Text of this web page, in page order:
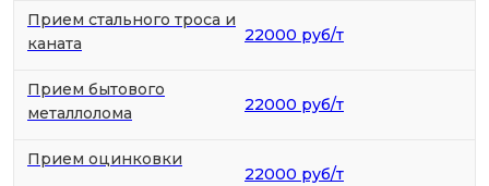
Прием стального троса и
каната
22000 руб/т
Прием бытового
металлолома
22000 руб/т
Прием оцинковки
22000 руб/т